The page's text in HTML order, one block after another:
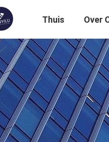
Thuis Over